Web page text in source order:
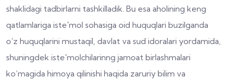
shaklidagi tadbirlarni tashkilladik. Bu esa aholining keng
qatlamlariga iste'mol sohasiga oid huquqlari buzilganda
o‘z huquqlarini mustaqil, davlat va sud idoralari yordamida,
shuningdek iste'molchilarinng jamoat birlashmalari
ko‘magida himoya qilinishi haqida zaruriy bilim va